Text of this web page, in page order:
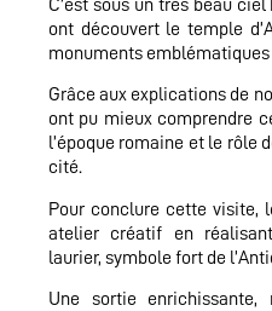
C’est sous un très beau
ont découvert le temple
monuments
Grâce aux explications de
ont pu mieux comprendre
l’époque romaine et le rôle
cité.
Pour conclure cette visite,
atelier créatif en
laurier, symbole fort de
Une sortie